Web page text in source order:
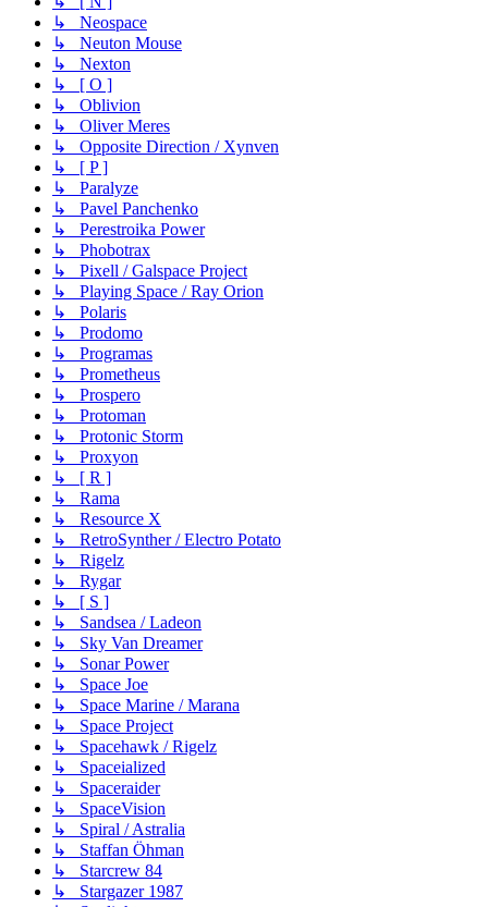
↳ Neospace
↳ Neuton Mouse
↳ Nexton
↳ [ O ]
↳ Oblivion
↳ Oliver Meres
↳ Opposite Direction / Xynven
↳ [ P ]
↳ Paralyze
↳ Pavel Panchenko
↳ Perestroika Power
↳ Phobotrax
↳ Pixell / Galspace Project
↳ Playing Space / Ray Orion
↳ Polaris
↳ Prodomo
↳ Programas
↳ Prometheus
↳ Prospero
↳ Protoman
↳ Protonic Storm
↳ Proxyon
↳ [ R ]
↳ Rama
↳ Resource X
↳ RetroSynther / Electro Potato
↳ Rigelz
↳ Rygar
↳ [ S ]
↳ Sandsea / Ladeon
↳ Sky Van Dreamer
↳ Sonar Power
↳ Space Joe
↳ Space Marine / Marana
↳ Space Project
↳ Spacehawk / Rigelz
↳ Spaceialized
↳ Spaceraider
↳ SpaceVision
↳ Spiral / Astralia
↳ Staffan Öhman
↳ Starcrew 84
↳ Stargazer 1987